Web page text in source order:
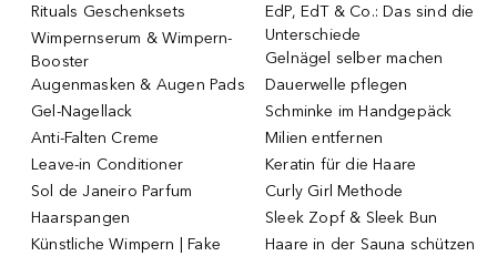
Rituals Geschenksets
Wimpernserum & Wimpern-
Booster
Augenmasken & Augen Pads
Gel-Nagellack
Anti-Falten Creme
Leave-in Conditioner
Sol de Janeiro Parfum
Haarspangen
Künstliche Wimpern | Fake
EdP, EdT & Co.: Das sind die
Unterschiede
Gelnägel selber machen
Dauerwelle pflegen
Schminke im Handgepäck
Milien entfernen
Keratin für die Haare
Curly Girl Methode
Sleek Zopf & Sleek Bun
Haare in der Sauna schützen